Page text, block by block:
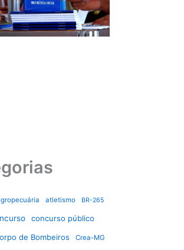
atletismo BR-265
concurso público
de Bombeiros Crea-MG